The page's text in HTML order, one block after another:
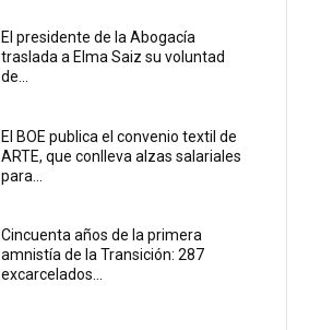
El presidente de la Abogacía
traslada a Elma Saiz su voluntad
de...
El BOE publica el convenio textil de
ARTE, que conlleva alzas salariales
para...
Cincuenta años de la primera
amnistía de la Transición: 287
excarcelados...